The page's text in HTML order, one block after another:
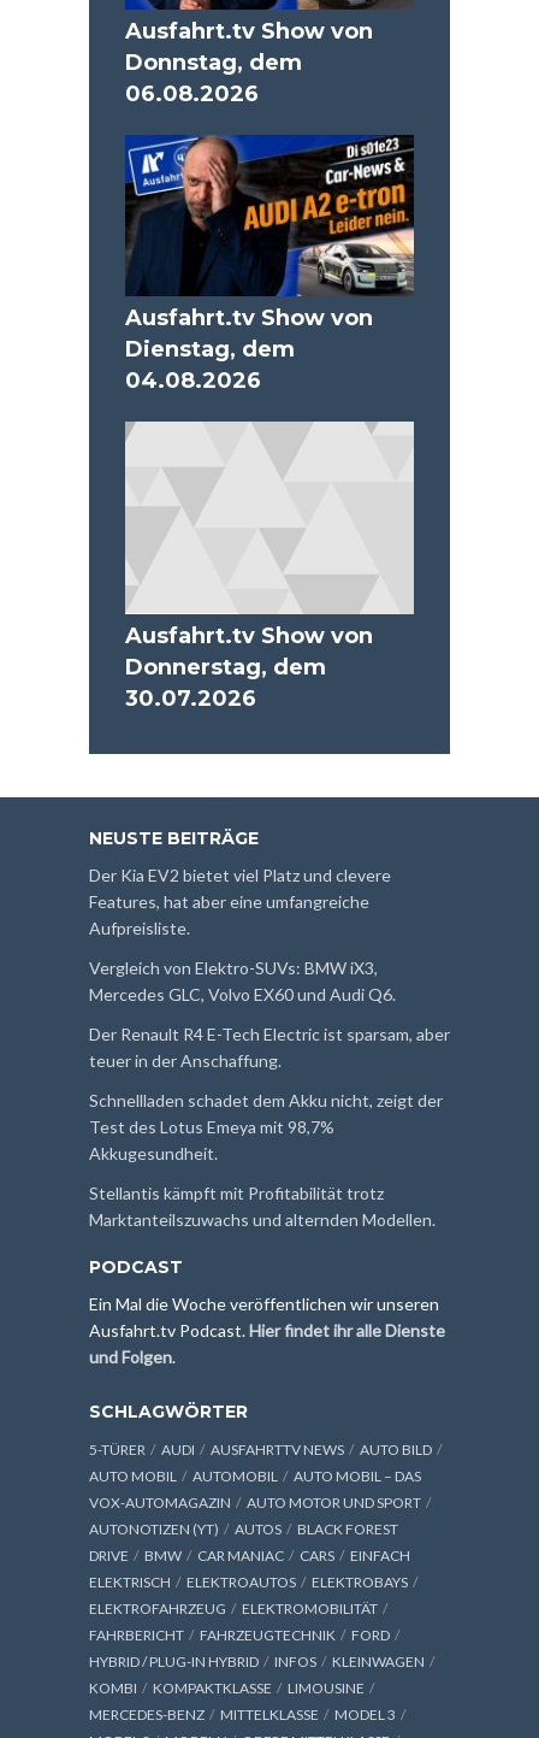
Ausfahrt.tv Show von
Donnstag, dem
06.08.2026
Ausfahrt.tv Show von
Dienstag, dem
04.08.2026
Ausfahrt.tv Show von
Donnerstag, dem
30.07.2026
NEUSTE BEITRÄGE
Der Kia EV2 bietet viel Platz und clevere
Features, hat aber eine umfangreiche
Aufpreisliste.
Vergleich von Elektro-SUVs: BMW iX3,
Mercedes GLC, Volvo EX60 und Audi Q6.
Der Renault R4 E-Tech Electric ist sparsam, aber
teuer in der Anschaffung.
Schnellladen schadet dem Akku nicht, zeigt der
Test des Lotus Emeya mit 98,7%
Akkugesundheit.
Stellantis kämpft mit Profitabilität trotz
Marktanteilszuwachs und alternden Modellen.
PODCAST
Ein Mal die Woche veröffentlichen wir unseren
Ausfahrt.tv Podcast. Hier findet ihr alle Dienste
und Folgen.
SCHLAGWÖRTER
5-TÜRER AUDI AUSFAHRTTV NEWS
AUTO BILD
AUTO MOBIL
AUTOMOBIL
AUTO MOBIL – DAS
VOX-AUTOMAGAZIN
AUTO MOTOR UND SPORT
AUTONOTIZEN (YT)
AUTOS
BLACK FOREST
DRIVE
BMW CAR MANIAC CARS
EINFACH
ELEKTRISCH
ELEKTROAUTOS
ELEKTROBAYS
ELEKTROFAHRZEUG
ELEKTROMOBILITÄT
FAHRBERICHT
FAHRZEUGTECHNIK
FORD
HYBRID / PLUG-IN HYBRID
INFOS
KLEINWAGEN
KOMBI
KOMPAKTKLASSE
LIMOUSINE
MERCEDES-BENZ
MITTELKLASSE
MODEL 3